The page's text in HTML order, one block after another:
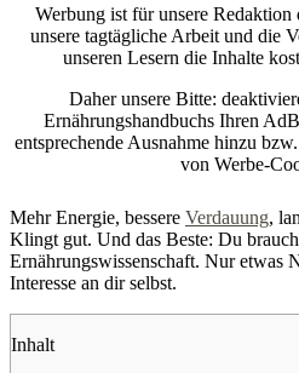
Werbung ist für unsere
unsere tagtägliche Arbeit und die
unseren Lesern die Inhalte
Daher unsere Bitte:
Ernährungshandbuchs Ihren
entsprechende Ausnahme hinzu
von Werbe-
Mehr Energie, bessere Verdauung,
Klingt gut. Und das Beste: Du
Ernährungswissenschaft. Nur etwas
Interesse an dir selbst.
Inhalt